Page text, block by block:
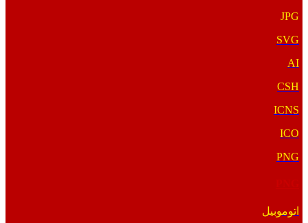
JPG
SVG
AI
CSH
ICNS
ICO
PNG
اتوموبیل